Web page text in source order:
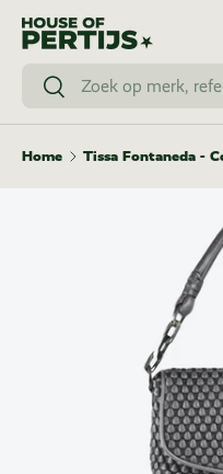
Ga naar inhoud
Zoeken
Zoeken
Home Tissa Fontaneda -